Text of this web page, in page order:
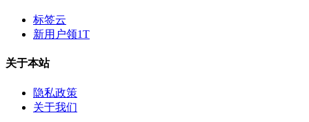
标签云
新用户领1T
关于本站
隐私政策
关于我们